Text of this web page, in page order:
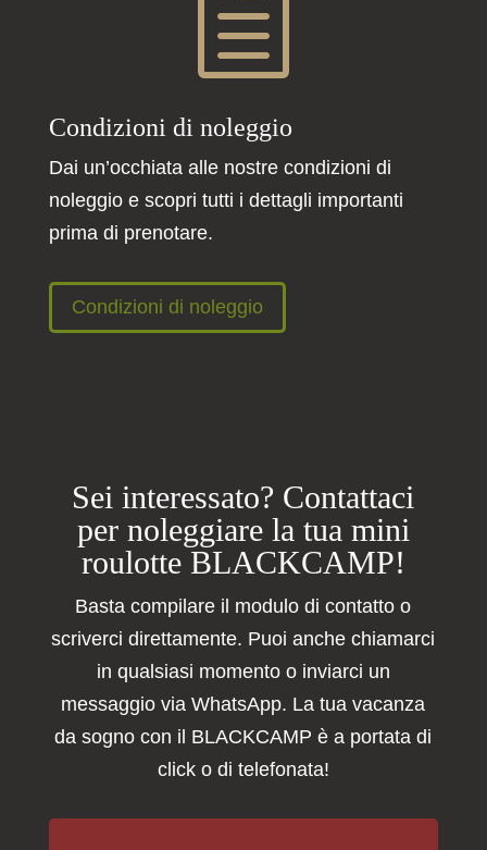
h
Condizioni di noleggio
Dai un’occhiata alle nostre condizioni di
noleggio e scopri tutti i dettagli importanti
prima di prenotare.
Condizioni di noleggio
Sei interessato? Contattaci
per noleggiare la tua mini
roulotte BLACKCAMP!
Basta compilare il modulo di contatto o
scriverci direttamente. Puoi anche chiamarci
in qualsiasi momento o inviarci un
messaggio via WhatsApp. La tua vacanza
da sogno con il BLACKCAMP è a portata di
click o di telefonata!